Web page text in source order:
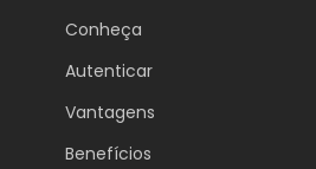
Conheça
Autenticar
Vantagens
Benefícios